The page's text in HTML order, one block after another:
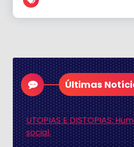
Últimas
UTOPIAS E DISTOPIAS:
social.